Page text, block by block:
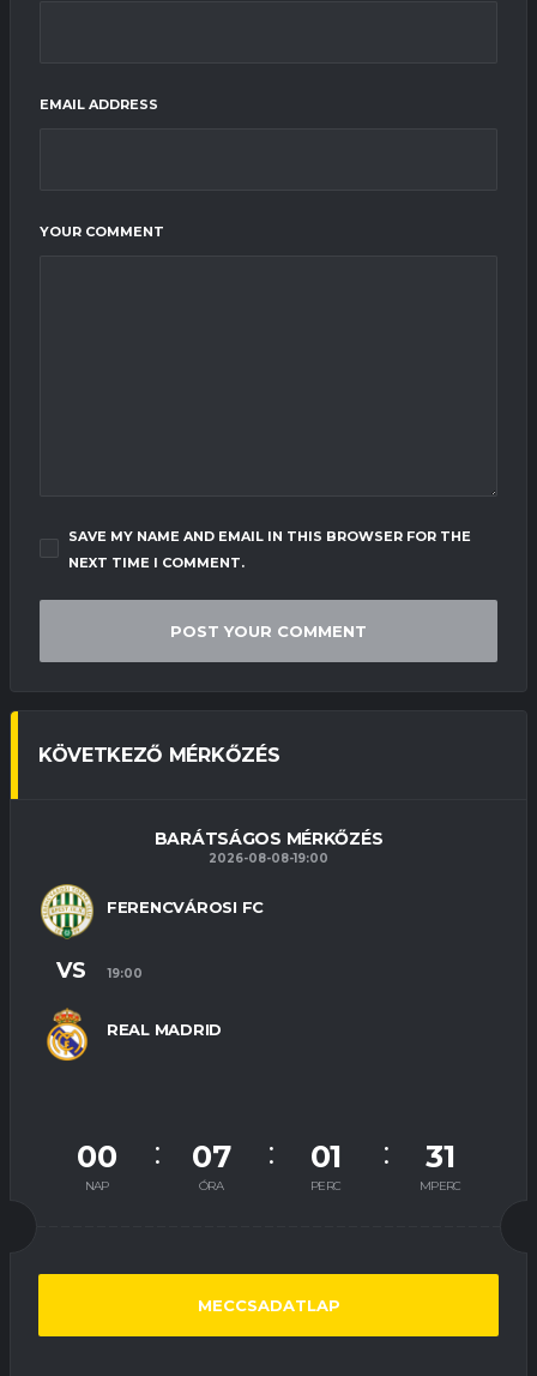
EMAIL ADDRESS
YOUR COMMENT
SAVE MY NAME AND EMAIL IN THIS BROWSER FOR THE
NEXT TIME I COMMENT.
KÖVETKEZŐ MÉRKŐZÉS
BARÁTSÁGOS MÉRKŐZÉS
2026-08-08-19:00
FERENCVÁROSI FC
REAL MADRID
VS 19:00
00
NAP
07
ÓRA
01
PERC
31
MPERC
MECCSADATLAP